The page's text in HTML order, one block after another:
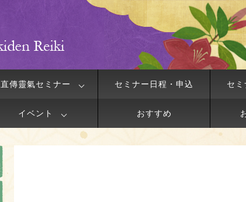
直傳靈氣セミナー セミナー日程・申込 セ
イベント おすすめ